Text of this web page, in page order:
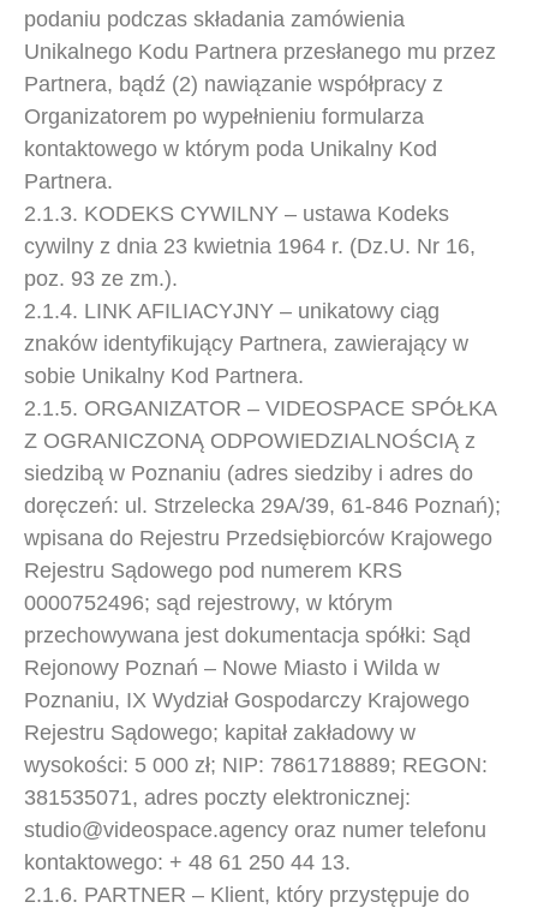
podaniu podczas składania zamówienia
Unikalnego Kodu Partnera przesłanego mu przez
Partnera, bądź (2) nawiązanie współpracy z
Organizatorem po wypełnieniu formularza
kontaktowego w którym poda Unikalny Kod
Partnera.
2.1.3. KODEKS CYWILNY – ustawa Kodeks
cywilny z dnia 23 kwietnia 1964 r. (Dz.U. Nr 16,
poz. 93 ze zm.).
2.1.4. LINK AFILIACYJNY – unikatowy ciąg
znaków identyfikujący Partnera, zawierający w
sobie Unikalny Kod Partnera.
2.1.5. ORGANIZATOR – VIDEOSPACE SPÓŁKA
Z OGRANICZONĄ ODPOWIEDZIALNOŚCIĄ z
siedzibą w Poznaniu (adres siedziby i adres do
doręczeń: ul. Strzelecka 29A/39, 61-846 Poznań);
wpisana do Rejestru Przedsiębiorców Krajowego
Rejestru Sądowego pod numerem KRS
0000752496; sąd rejestrowy, w którym
przechowywana jest dokumentacja spółki: Sąd
Rejonowy Poznań – Nowe Miasto i Wilda w
Poznaniu, IX Wydział Gospodarczy Krajowego
Rejestru Sądowego; kapitał zakładowy w
wysokości: 5 000 zł; NIP: 7861718889; REGON:
381535071, adres poczty elektronicznej:
studio@videospace.agency oraz numer telefonu
kontaktowego: + 48 61 250 44 13.
2.1.6. PARTNER – Klient, który przystępuje do